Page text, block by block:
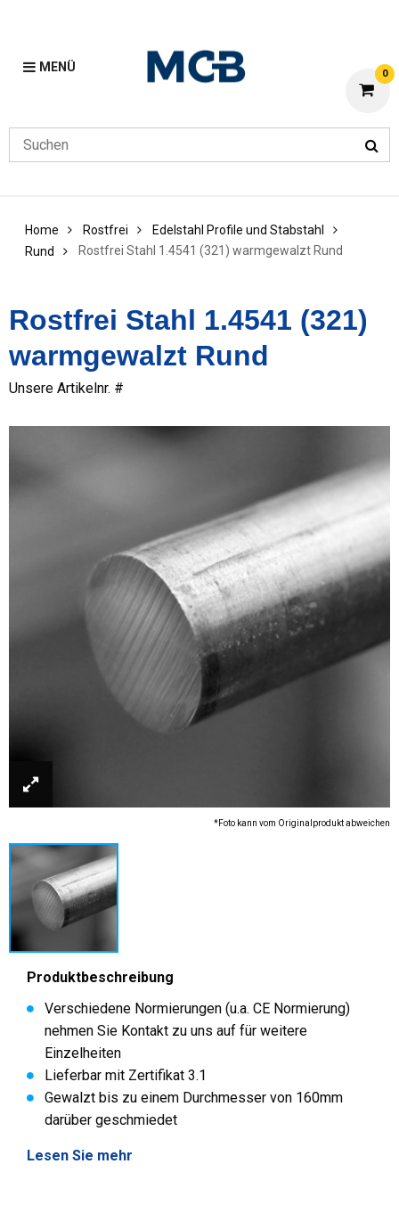
MENÜ 0
Home Rostfrei
Edelstahl Profile und Stabstahl
Rund
Rostfrei Stahl 1.4541 (321) warmgewalzt Rund
Rostfrei Stahl 1.4541 (321)
warmgewalzt Rund
Unsere Artikelnr. #
*Foto kann vom Originalprodukt abweichen
Produktbeschreibung
Verschiedene Normierungen (u.a. CE Normierung)
nehmen Sie Kontakt zu uns auf für weitere
Einzelheiten
Lieferbar mit Zertifikat 3.1
Gewalzt bis zu einem Durchmesser von 160mm
darüber geschmiedet
Lesen Sie mehr